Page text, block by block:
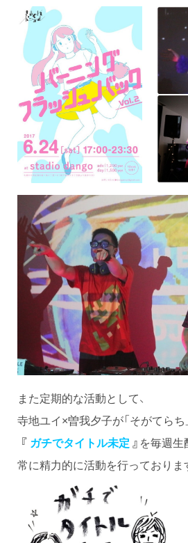
また定期的な活動として、
寺地ユイ×曽我夕子が「そがてらち
『 ガチでタイトル未定 』 を毎週生
常に精力的に活動を行っておりま